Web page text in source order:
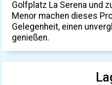
Golfplatz La Serena und
Menor machen dieses
Gelegenheit, einen
genießen.